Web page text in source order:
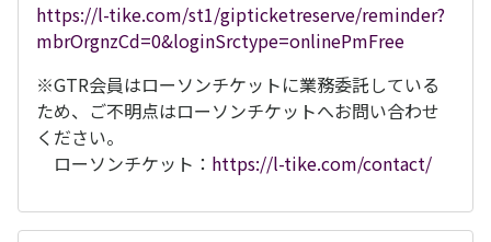
https://l-tike.com/st1/gipticketreserve/reminder?
mbrOrgnzCd=0&loginSrctype=onlinePmFree
※GTR会員はローソンチケットに業務委託している
ため、ご不明点はローソンチケットへお問い合わせ
ください。
ローソンチケット： https://l-tike.com/contact/